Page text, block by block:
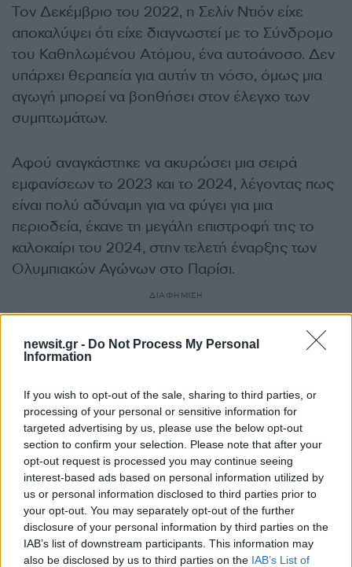
newsit.gr - Do Not Process My Personal
Information
If you wish to opt-out of the sale, sharing to third parties, or
processing of your personal or sensitive information for
targeted advertising by us, please use the below opt-out
section to confirm your selection. Please note that after your
opt-out request is processed you may continue seeing
interest-based ads based on personal information utilized by
us or personal information disclosed to third parties prior to
your opt-out. You may separately opt-out of the further
disclosure of your personal information by third parties on the
IAB’s list of downstream participants. This information may
also be disclosed by us to third parties on the IAB’s List of
Τον Δεκέμβριο του 2022, η Σελίν Ντιόν είχε
αποκαλύψει ότι είχε διαγνωστεί με το Σύνδρομο
του Καθηλωμένου Ατόμου, ένα αυτοάνοσο. Δεν
υπάρχει θεραπεία για αυτήν τη νόσο, όμως μια
αγωγή μπορεί να βοηθήσει στον έλεγχο των
συμπτωμάτων.
Αφού αναγκάστηκε να ακυρώσει μια σειρά
εμφανίσεων το 2023 και το 2024, λέγοντας πως
είναι πολύ αδύναμη για να φύγει για μια
περιοδεία, έκανε τη μεγάλη επιστροφή της το
καλοκαίρι του 2024, στην τελετή έναρξης των
Ολυμπιακών Αγώνων στο Παρίσι.
ΔΙΑΦΗΜΙΣΗ
Αν τα χάσατε